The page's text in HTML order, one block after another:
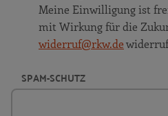
Meine Einwilligung ist
mit Wirkung für die
widerruf@rkw.de
SPAM-SCHUTZ